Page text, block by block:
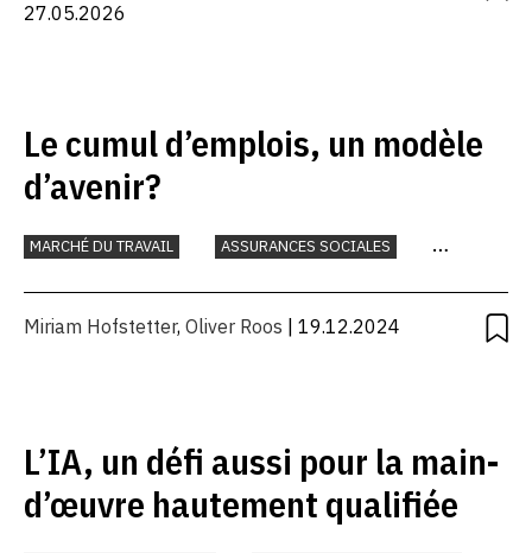
27.05.2026
Le cumul d’emplois, un modèle
d’avenir?
MARCHÉ DU TRAVAIL
ASSURANCES SOCIALES
Miriam Hofstetter, Oliver Roos | 19.12.2024
L’IA, un défi aussi pour la main-
d’œuvre hautement qualifiée